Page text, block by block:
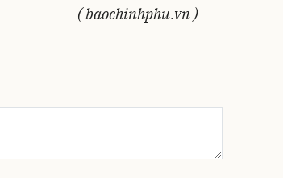
( baochinhphu.vn )